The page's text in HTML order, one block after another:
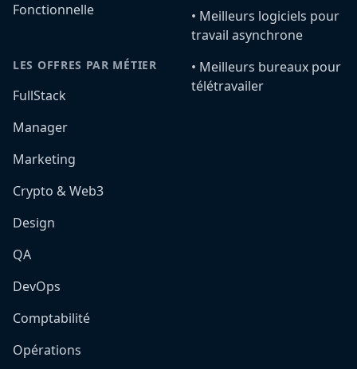
Fonctionnelle
LES OFFRES PAR MÉTIER
FullStack
Manager
Marketing
Crypto & Web3
Design
QA
DevOps
Comptabilité
Opérations
•️ Meilleurs logiciels pour
travail asynchrone
•️ Meilleurs bureaux pour
télétravailer